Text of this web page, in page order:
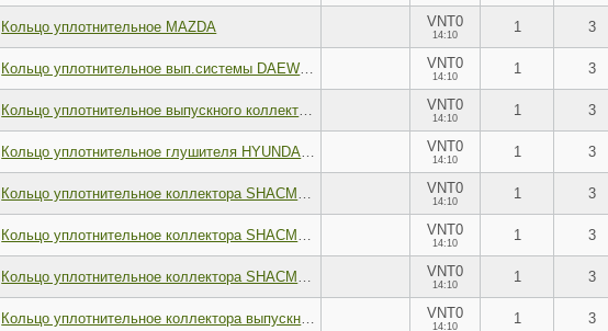
Кольцо уплотнительное MAZDA VNT0
14:10 1 3
Кольцо уплотнительное вып.системы DAEWOO/OPEL/RENAULT; 96181581 VNT0
14:10 1 3
Кольцо уплотнительное выпускного коллектора GEELY VNT0
14:10 1 3
Кольцо уплотнительное глушителя HYUNDAI KIA VNT0
14:10 1 3
Кольцо уплотнительное коллектора SHACMAN SHAANXI VNT0
14:10 1 3
Кольцо уплотнительное коллектора SHACMAN SHAANXI VNT0
14:10 1 3
Кольцо уплотнительное коллектора SHACMAN SHAANXI VNT0
14:10 1 3
Кольцо уплотнительное коллектора выпускного FAW VNT0
14:10 1 3